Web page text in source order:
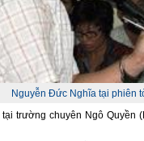
Nguyễn Đức Nghĩa tại phiên
trường chuyên Ngô Quyền